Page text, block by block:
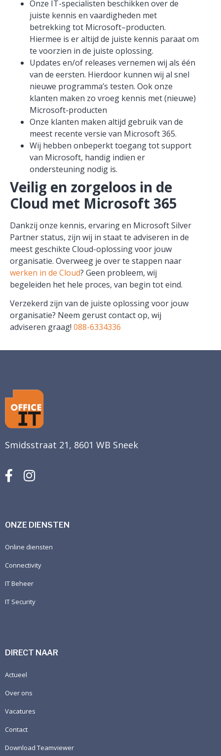
Onze IT-specialisten beschikken over de
juiste kennis en vaardigheden met
betrekking tot Microsoft–producten.
Hiermee is er altijd de juiste kennis paraat om
te voorzien in de juiste oplossing.
Updates en/of releases vernemen wij als één
van de eersten. Hierdoor kunnen wij al snel
nieuwe programma’s testen. Ook onze
klanten maken zo vroeg kennis met (nieuwe)
Microsoft-producten
Onze klanten maken altijd gebruik van de
meest recente versie van Microsoft 365.
Wij hebben onbeperkt toegang tot support
van Microsoft, handig indien er
ondersteuning nodig is.
Veilig en zorgeloos in de
Cloud met Microsoft 365
Dankzij onze kennis, ervaring en Microsoft Silver
Partner status, zijn wij in staat te adviseren in de
meest geschikte Cloud-oplossingvoor jouw
organisatie. Overweeg je over te stappen naar
werken in de Cloud? Geen probleem, wij
begeleiden het hele proces, van begin tot eind.
Verzekerd zijn van de juiste oplossing voor jouw
organisatie? Neem gerust contact op, wij
adviseren graag! 088-6334336
Smidsstraat 21, 8601 WB Sneek
ONZE DIENSTEN
Online diensten
Connectivity
IT Beheer
IT Security
DIRECT NAAR
Actueel
Over ons
Vacatures
Contact
Download Teamviewer